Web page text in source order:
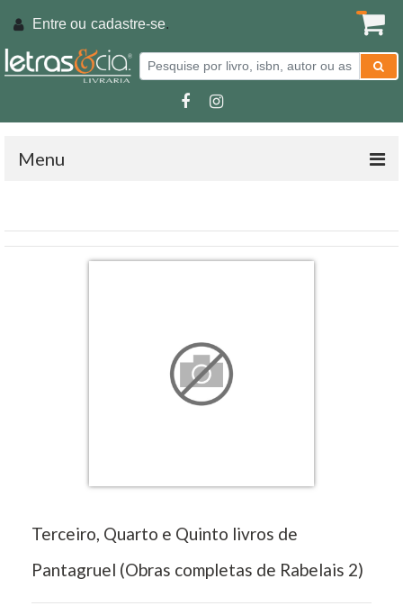
Entre ou cadastre-se.
Menu
Terceiro, Quarto e Quinto livros de
Pantagruel (Obras completas de Rabelais 2)